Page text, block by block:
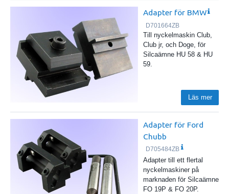
Adapter för BMW
D701664ZB
Till nyckelmaskin Club,
Club jr, och Doge, för
Silcaämne HU 58 & HU
59.
Läs mer
Adapter för Ford
Chubb
D705484ZB
Adapter till ett flertal
nyckelmaskiner på
marknaden för Silcaämne
FO 19P & FO 20P.